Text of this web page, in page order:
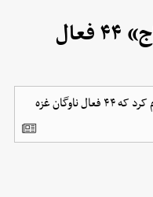
اسرائیل در آستانه «اخراج» ۴۴ فعال
وزیر خارجه اسپانیا خوزه مانوئل آلبارس اعلام کرد که ۴۴ فعال ناوگان غزه